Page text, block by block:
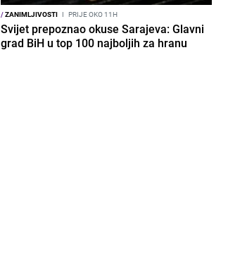
/ZANIMLJIVOSTI I PRIJE OKO 11H
Svijet prepoznao okuse Sarajeva: Glavni
grad BiH u top 100 najboljih za hranu